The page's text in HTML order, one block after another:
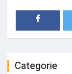
Categorie